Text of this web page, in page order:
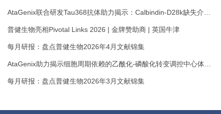
AtaGenix联合研发Tau368抗体助力揭示：Calbindin-D28k缺失介导
普健生物亮相Pivotal Links 2026 | 金牌赞助商 | 英国牛津
每月研报：盘点普健生物2026年4月文献锦集
AtaGenix助力揭示细胞周期依赖的乙酰化-磷酸化转变调控中心体成
每月研报：盘点普健生物2026年3月文献锦集